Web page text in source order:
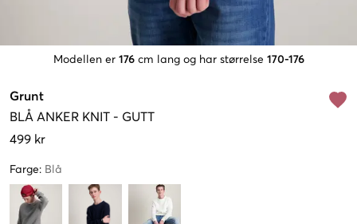
Modellen er 176 cm lang og har størrelse 170-176
Grunt
BLÅ ANKER KNIT - GUTT
499 kr
Farge: Blå